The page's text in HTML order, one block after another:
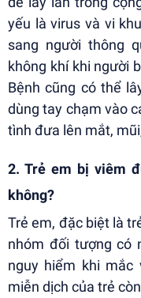
yếu là virus và vi
sang người thông
không khí khi người
Bệnh cũng có thể
dùng tay chạm vào
tình đưa lên mắt,
2. Trẻ em bị viêm
không?
Trẻ em, đặc biệt là
nhóm đối tượng có
nguy hiểm khi mắc
miễn dịch của trẻ